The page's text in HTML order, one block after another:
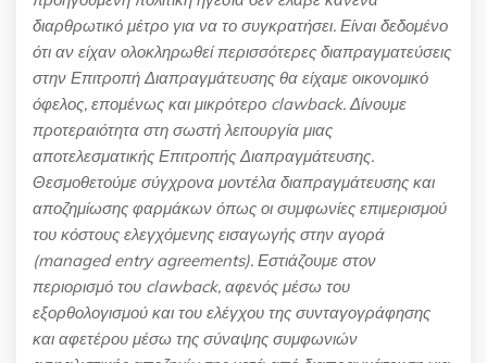
διαρθρωτικό μέτρο για να το συγκρατήσει. Είναι δεδομένο
ότι αν είχαν ολοκληρωθεί περισσότερες διαπραγματεύσεις
στην Επιτροπή Διαπραγμάτευσης θα είχαμε οικονομικό
όφελος, επομένως και μικρότερο clawback. Δίνουμε
προτεραιότητα στη σωστή λειτουργία μιας
αποτελεσματικής Επιτροπής Διαπραγμάτευσης.
Θεσμοθετούμε σύγχρονα μοντέλα διαπραγμάτευσης και
αποζημίωσης φαρμάκων όπως οι συμφωνίες επιμερισμού
του κόστους ελεγχόμενης εισαγωγής στην αγορά
(managed entry agreements). Εστιάζουμε στον
περιορισμό του clawback, αφενός μέσω του
εξορθολογισμού και του ελέγχου της συνταγογράφησης
και αφετέρου μέσω της σύναψης συμφωνιών